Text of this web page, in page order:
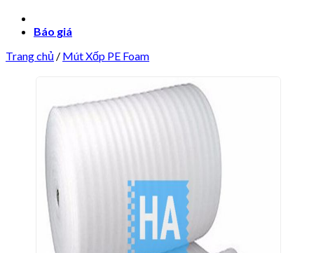
Báo giá
Trang chủ / Mút Xốp PE Foam